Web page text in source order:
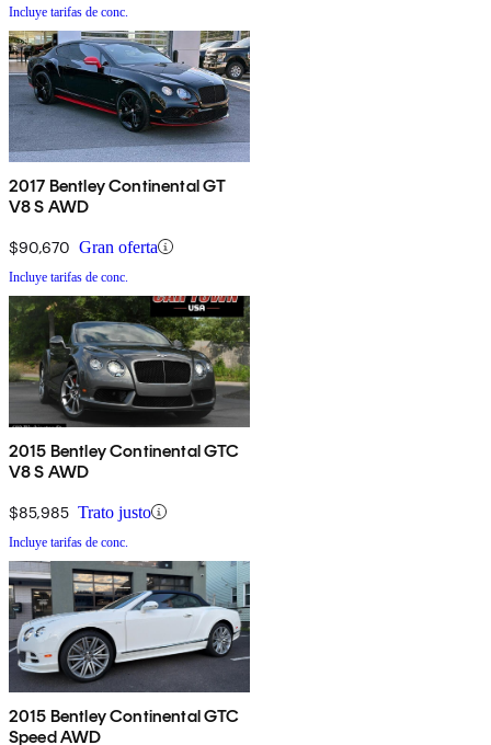
Incluye tarifas de conc.
2017 Bentley Continental GT
V8 S AWD
$90,670 Gran oferta
Incluye tarifas de conc.
2015 Bentley Continental GTC
V8 S AWD
$85,985 Trato justo
Incluye tarifas de conc.
2015 Bentley Continental GTC
Speed AWD